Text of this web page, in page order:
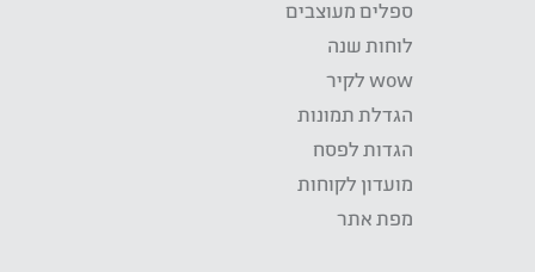
ספלים מעוצבים
לוחות שנה
wow לקיר
הגדלת תמונות
הגדות לפסח
מועדון לקוחות
מפת אתר